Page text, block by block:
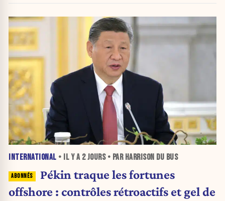
INTERNATIONAL • IL Y A 2 JOURS• PAR HARRISON DU BUS
Pékin traque les fortunes
offshore : contrôles rétroactifs et gel de